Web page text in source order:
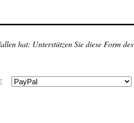
hat: Unterstützen Sie diese Form des